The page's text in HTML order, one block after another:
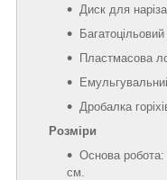
Диск для
Багатоцільовий
Пластмасова
Дробалка
Розміри
Основа
см.